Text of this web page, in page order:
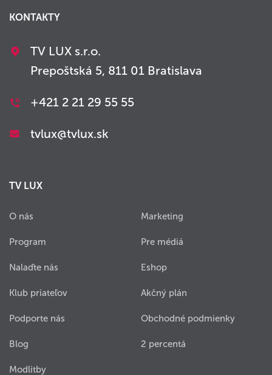
KONTAKTY
TV LUX s.r.o.
Prepoštská 5, 811 01 Bratislava
+421 2 21 29 55 55
tvlux@tvlux.sk
TV LUX
O nás
Program
Nalaďte nás
Klub priateľov
Podporte nás
Blog
Modlitby
Marketing
Pre médiá
Eshop
Akčný plán
Obchodné podmienky
2 percentá